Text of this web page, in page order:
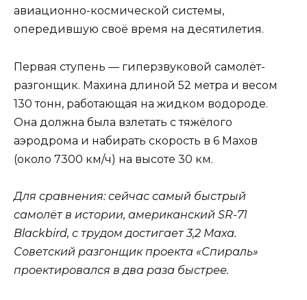
авиационно-космической системы,
опередившую своё время на десятилетия.
Первая ступень — гиперзвуковой самолёт-
разгонщик. Махина длиной 52 метра и весом
130 тонн, работающая на жидком водороде.
Она должна была взлетать с тяжёлого
аэродрома и набирать скорость в 6 Махов
(около 7300 км/ч) на высоте 30 км.
Для сравнения: сейчас самый быстрый
самолёт в истории, американский SR-71
Blackbird, с трудом достигает 3,2 Маха.
Советский разгонщик проекта «Спираль»
проектировался в два раза быстрее.